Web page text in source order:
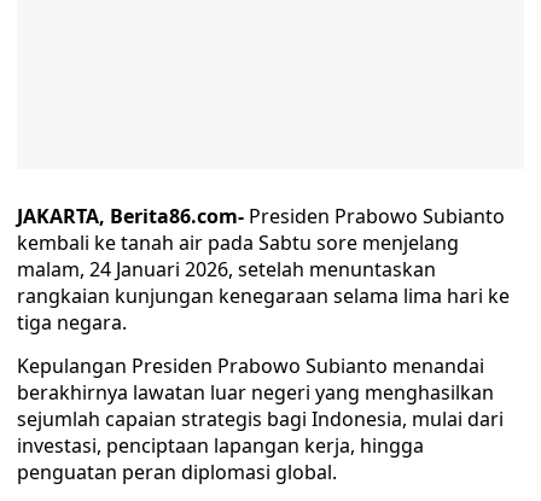
JAKARTA, Berita86.com- Presiden Prabowo Subianto
kembali ke tanah air pada Sabtu sore menjelang
malam, 24 Januari 2026, setelah menuntaskan
rangkaian kunjungan kenegaraan selama lima hari ke
tiga negara.
Kepulangan Presiden Prabowo Subianto menandai
berakhirnya lawatan luar negeri yang menghasilkan
sejumlah capaian strategis bagi Indonesia, mulai dari
investasi, penciptaan lapangan kerja, hingga
penguatan peran diplomasi global.